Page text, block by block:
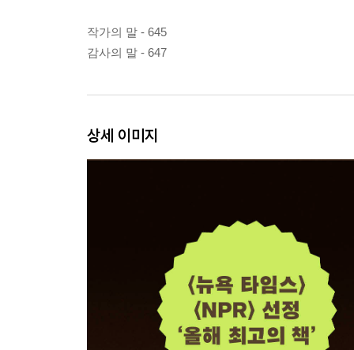
작가의 말 - 645
감사의 말 - 647
상세 이미지